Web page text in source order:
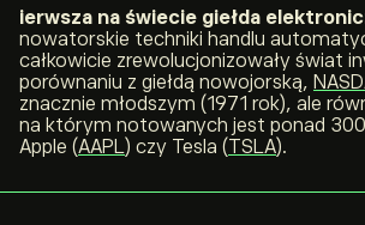
ierwsza na świecie giełda
nowatorskie techniki handlu
całkowicie zrewolucjonizowały świat
porównaniu z giełdą nowojorską,
znacznie młodszym (1971 rok), ale
na którym notowanych jest ponad
Apple (AAPL) czy Tesla (TSLA).